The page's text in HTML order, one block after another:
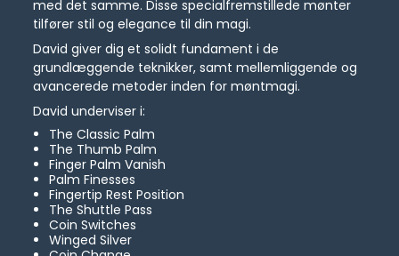
med det samme. Disse specialfremstillede mønter
tilfører stil og elegance til din magi.
David giver dig et solidt fundament i de
grundlæggende teknikker, samt mellemliggende og
avancerede metoder inden for møntmagi.
David underviser i:
The Classic Palm
The Thumb Palm
Finger Palm Vanish
Palm Finesses
Fingertip Rest Position
The Shuttle Pass
Coin Switches
Winged Silver